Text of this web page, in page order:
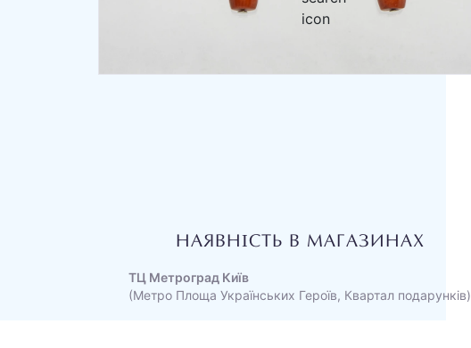
НАЯВНІСТЬ В МАГАЗИНАХ
ТЦ Метроград Київ
(Метро Площа Українських Героїв, Квартал подарунків)